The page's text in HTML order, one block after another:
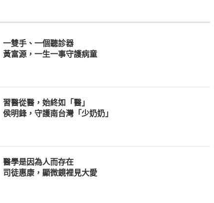
一雙手、一個聽診器
黃富源，一生一事守護病童
習醫從醫，始終如「醫」
侯明鋒，守護南台灣「少奶奶」
醫學是因為人而存在
司徒惠康，顯微鏡裡見大愛